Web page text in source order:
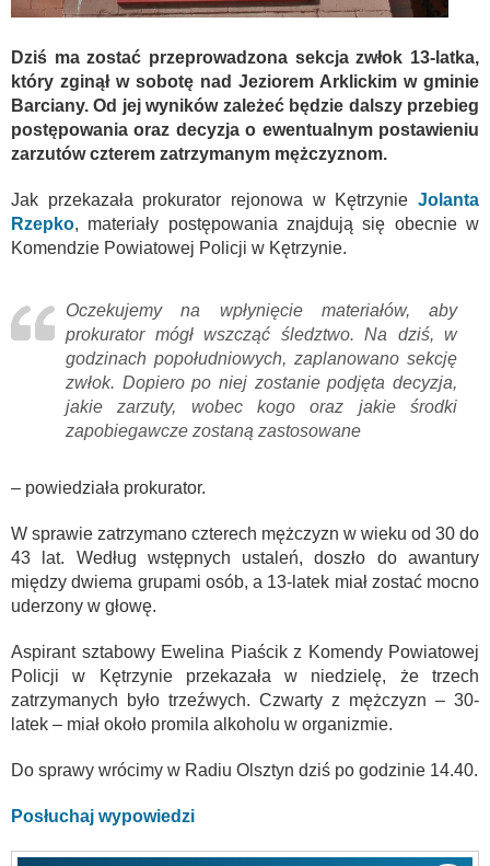
Dziś ma zostać przeprowadzona sekcja zwłok 13-latka,
który zginął w sobotę nad Jeziorem Arklickim w gminie
Barciany. Od jej wyników zależeć będzie dalszy przebieg
postępowania oraz decyzja o ewentualnym postawieniu
zarzutów czterem zatrzymanym mężczyznom.
Jak przekazała prokurator rejonowa w Kętrzynie Jolanta
Rzepko, materiały postępowania znajdują się obecnie w
Komendzie Powiatowej Policji w Kętrzynie.
Oczekujemy na wpłynięcie materiałów, aby
prokurator mógł wszcząć śledztwo. Na dziś, w
godzinach popołudniowych, zaplanowano sekcję
zwłok. Dopiero po niej zostanie podjęta decyzja,
jakie zarzuty, wobec kogo oraz jakie środki
zapobiegawcze zostaną zastosowane
– powiedziała prokurator.
W sprawie zatrzymano czterech mężczyzn w wieku od 30 do
43 lat. Według wstępnych ustaleń, doszło do awantury
między dwiema grupami osób, a 13-latek miał zostać mocno
uderzony w głowę.
Aspirant sztabowy Ewelina Piaścik z Komendy Powiatowej
Policji w Kętrzynie przekazała w niedzielę, że trzech
zatrzymanych było trzeźwych. Czwarty z mężczyzn – 30-
latek – miał około promila alkoholu w organizmie.
Do sprawy wrócimy w Radiu Olsztyn dziś po godzinie 14.40.
Posłuchaj wypowiedzi